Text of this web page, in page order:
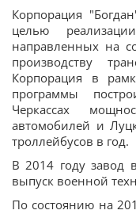
Корпорация
целью
направленных на
производству
Корпорация в
программы
Черкассах
автомобилей и
троллейбусов в год.
В 2014 году завод
выпуск военной
По состоянию на